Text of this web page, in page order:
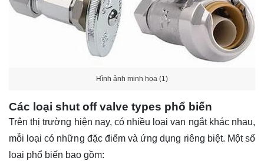
Hình ảnh minh họa (1)
Các loại shut off valve types phổ biến
Trên thị trường hiện nay, có nhiều loại van ngắt khác nhau,
mỗi loại có những đặc điểm và ứng dụng riêng biệt. Một số
loại phổ biến bao gồm: